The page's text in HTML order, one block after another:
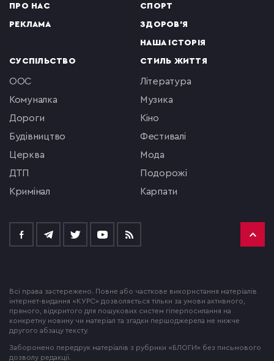
ПРО НАС
РЕКЛАМА
СПОРТ
ЗДОРОВ'Я
НАША ІСТОРІЯ
СУСПІЛЬСТВО
ООС
комуналка
Дороги
будівництво
церква
ДТП
кримінал
СТИЛЬ ЖИТТЯ
література
музика
кіно
фестивалі
мода
подорожі
Карпати
Всі права застережено. Повне або часткове використання матеріалів
інтернет-видання «КУРС» дозволяється тільки за умови активного,
прямого, відкритого для пошукових систем гіперпосилання на
конкретну новину чи матеріал та згадки першоджерела не нижче
другого абзацу тексту.
Заборонено передрук матеріалів з рубрики «БЛОГИ» без письмового
дозволу редакції.